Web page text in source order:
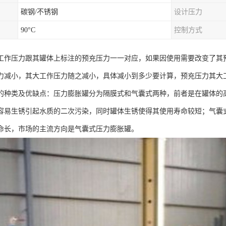
碳钢/不锈钢 设计压力
90°C 控制方式
作压力跟其罐体上标注的预充压力一一对应，如果因使用需要改变了
减小，其大工作压力随之减小，具体减小到多少要计算，预充压力其大
种类及优缺点：压力膨胀罐分为隔膜式和气囊式两种，前者是在罐体
易生锈引起水质的二次污染，同时罐体生锈使得其使用寿命较短；气
长，市场的主流方向是气囊式压力膨胀罐。